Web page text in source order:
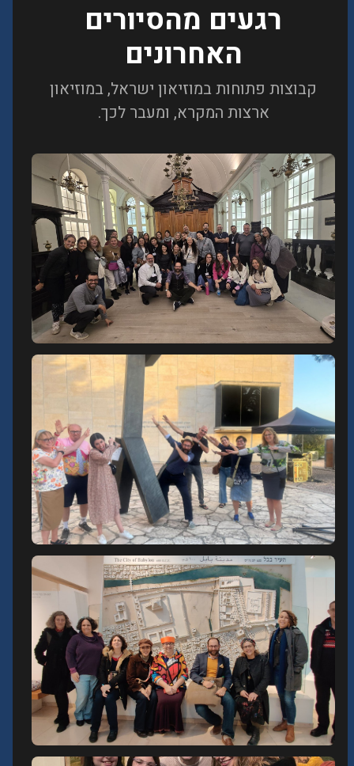
רגעים מהסיורים
האחרונים
קבוצות פתוחות במוזיאון ישראל, במוזיאון
ארצות המקרא, ומעבר לכך.